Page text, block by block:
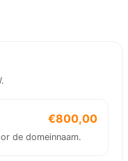
€800,00
de domeinnaam.